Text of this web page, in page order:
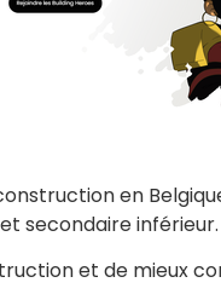
en
secondaire inférieur.
et de mieux